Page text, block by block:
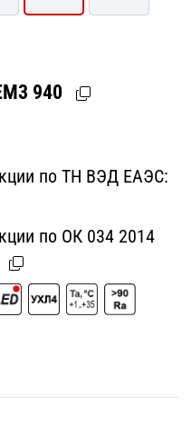
940
по ТН ВЭД ЕАЭС:
по ОК 034 2014